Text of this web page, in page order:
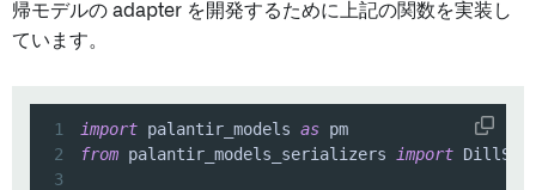
帰モデルの adapter を開発するために上記の関数を実装し
ています。
1 import palantir_models as
2
from palantir_models_serializers
import
3